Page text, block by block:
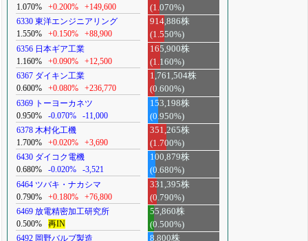
1.070%
+0.200% +149,600
(1.070%)
6330 東洋エンジニアリング
1.550%
+0.150% +88,900
914,886株
(1.550%)
6356 日本ギア工業
1.160%
+0.090% +12,500
165,900株
(1.160%)
6367 ダイキン工業
0.600%
+0.080% +236,770
1,761,504株
(0.600%)
6369 トーヨーカネツ
0.950%
-0.070% -11,000
153,198株
(0.950%)
6378 木村化工機
1.700%
+0.020% +3,690
351,265株
(1.700%)
6430 ダイコク電機
0.680%
-0.020% -3,521
100,879株
(0.680%)
6464 ツバキ・ナカシマ
0.790%
+0.180% +76,800
331,395株
(0.790%)
6469 放電精密加工研究所
0.500%
再IN
55,860株
(0.500%)
6492 岡野バルブ製造
8,800株